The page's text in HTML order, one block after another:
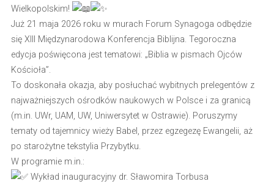
Wielkopolskim!
Już 21 maja 2026 roku w murach Forum Synagoga odbędzie
się XIII Międzynarodowa Konferencja Biblijna. Tegoroczna
edycja poświęcona jest tematowi: „Biblia w pismach Ojców
Kościoła”.
To doskonała okazja, aby posłuchać wybitnych prelegentów z
najważniejszych ośrodków naukowych w Polsce i za granicą
(m.in. UWr, UAM, UW, Uniwersytet w Ostrawie). Poruszymy
tematy od tajemnicy wieży Babel, przez egzegezę Ewangelii, aż
po starożytne tekstylia Przybytku.
W programie m.in.:
Wykład inauguracyjny dr. Sławomira Torbusa